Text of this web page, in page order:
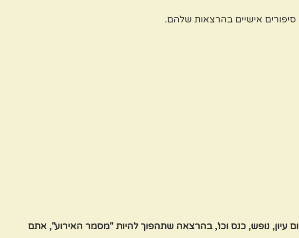
אישיים בהרצאות שלהם.
עיון, נופש, כנס וכו', בהרצאה שתהפוך להיות "מסמר האירוע", אתם